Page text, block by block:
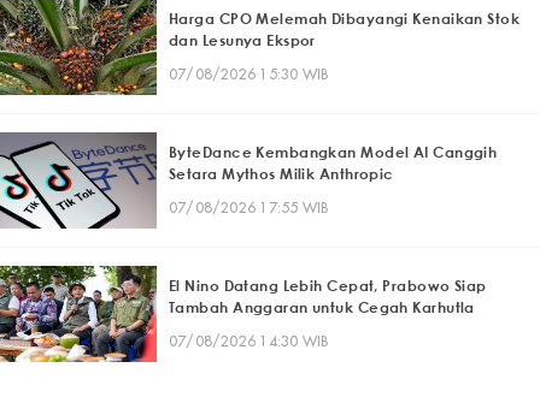
Harga CPO Melemah Dibayangi Kenaikan Stok
dan Lesunya Ekspor
07/08/2026 15:30 WIB
ByteDance Kembangkan Model AI Canggih
Setara Mythos Milik Anthropic
07/08/2026 17:55 WIB
El Nino Datang Lebih Cepat, Prabowo Siap
Tambah Anggaran untuk Cegah Karhutla
07/08/2026 14:30 WIB